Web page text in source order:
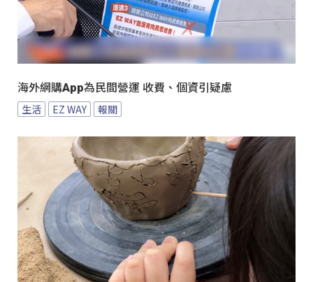
海外網購App為民間營運 收費、個資引疑慮
生活 EZ WAY 報關